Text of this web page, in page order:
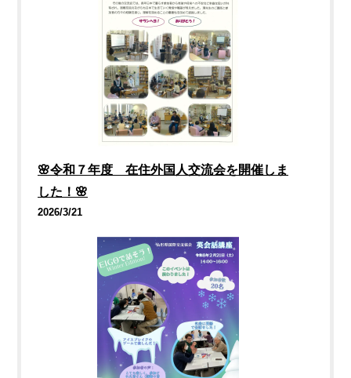
🌸令和７年度 在住外国人交流会を開催しま
した！🌸
2026/3/21